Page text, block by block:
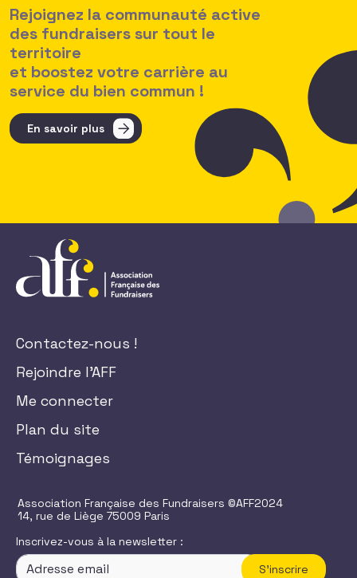
Rejoignez la communauté active
des fundraisers sur tout le
territoire
et boostez votre carrière au
service du bien commun !
En savoir plus
Contactez-nous !
Rejoindre l'AFF
Me connecter
Plan du site
Témoignages
Association Française des Fundraisers ©AFF2024
14, rue de Liège 75009 Paris
Inscrivez-vous à la newsletter :
S'inscrire